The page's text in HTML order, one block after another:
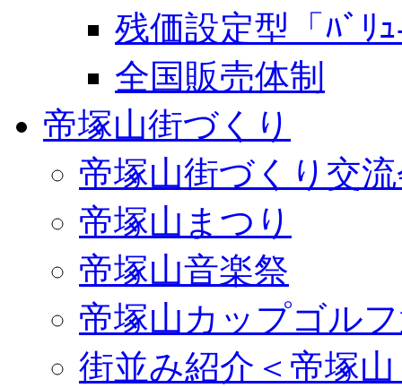
残価設定型「ﾊﾞﾘ
全国販売体制
帝塚山街づくり
帝塚山街づくり交
帝塚山まつり
帝塚山音楽祭
帝塚山カップゴル
街並み紹介＜帝塚